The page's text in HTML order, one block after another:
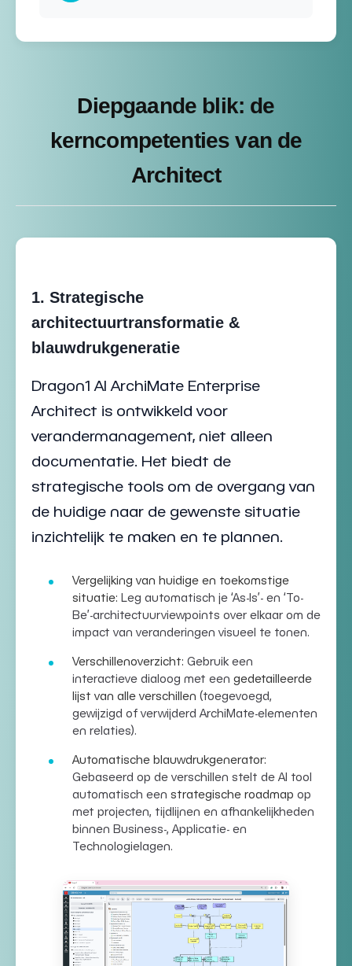
Diepgaande blik: de
kerncompetenties van de
Architect
1. Strategische
architectuurtransformatie &
blauwdrukgeneratie
Dragon1 AI ArchiMate Enterprise
Architect is ontwikkeld voor
verandermanagement, niet alleen
documentatie. Het biedt de
strategische tools om de overgang van
de huidige naar de gewenste situatie
inzichtelijk te maken en te plannen.
Vergelijking van huidige en toekomstige
situatie: Leg automatisch je ‘As-Is’- en ‘To-
Be’-architectuurviewpoints over elkaar om de
impact van veranderingen visueel te tonen.
Verschillenoverzicht: Gebruik een
interactieve dialoog met een gedetailleerde
lijst van alle verschillen (toegevoegd,
gewijzigd of verwijderd ArchiMate-elementen
en relaties).
Automatische blauwdrukgenerator:
Gebaseerd op de verschillen stelt de AI tool
automatisch een strategische roadmap op
met projecten, tijdlijnen en afhankelijkheden
binnen Business-, Applicatie- en
Technologielagen.